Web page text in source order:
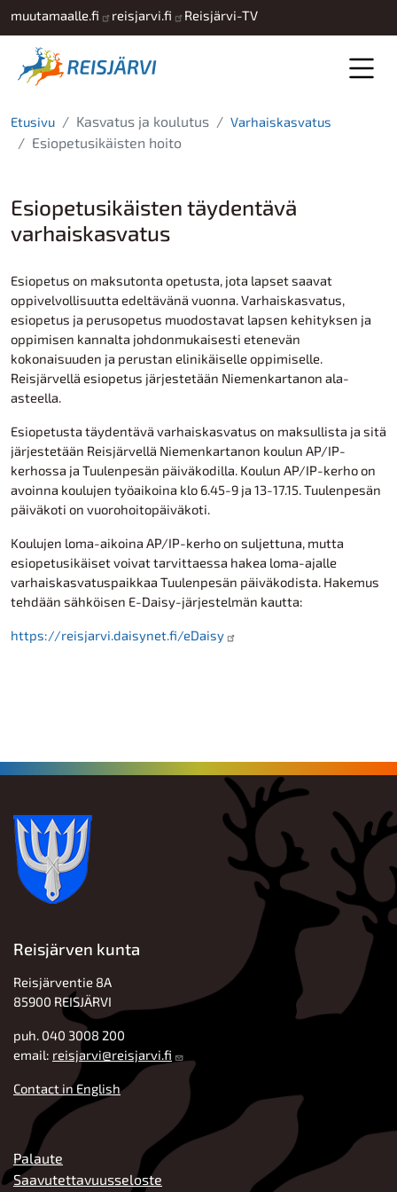
Hyppää pääsisältöön
muutamaalle.fi reisjarvi.fi Reisjärvi-TV
Etusivu Kasvatus ja koulutus Varhaiskasvatus
Esiopetusikäisten hoito
Esiopetusikäisten täydentävä
varhaiskasvatus
Esiopetus on maksutonta opetusta, jota lapset saavat
oppivelvollisuutta edeltävänä vuonna. Varhaiskasvatus,
esiopetus ja perusopetus muodostavat lapsen kehityksen ja
oppimisen kannalta johdonmukaisesti etenevän
kokonaisuuden ja perustan elinikäiselle oppimiselle.
Reisjärvellä esiopetus järjestetään Niemenkartanon ala-
asteella.
Esiopetusta täydentävä varhaiskasvatus on maksullista ja sitä
järjestetään Reisjärvellä Niemenkartanon koulun AP/IP-
kerhossa ja Tuulenpesän päiväkodilla. Koulun AP/IP-kerho on
avoinna koulujen työaikoina klo 6.45-9 ja 13-17.15. Tuulenpesän
päiväkoti on vuorohoitopäiväkoti.
Koulujen loma-aikoina AP/IP-kerho on suljettuna, mutta
esiopetusikäiset voivat tarvittaessa hakea loma-ajalle
varhaiskasvatuspaikkaa Tuulenpesän päiväkodista. Hakemus
tehdään sähköisen E-Daisy-järjestelmän kautta:
https://reisjarvi.daisynet.fi/eDaisy
Reisjärven kunta
Reisjärventie 8A
85900 REISJÄRVI
puh. 040 3008 200
email: reisjarvi@reisjarvi.fi
Contact in English
ALATUNNISTE
Palaute
Saavutettavuusseloste